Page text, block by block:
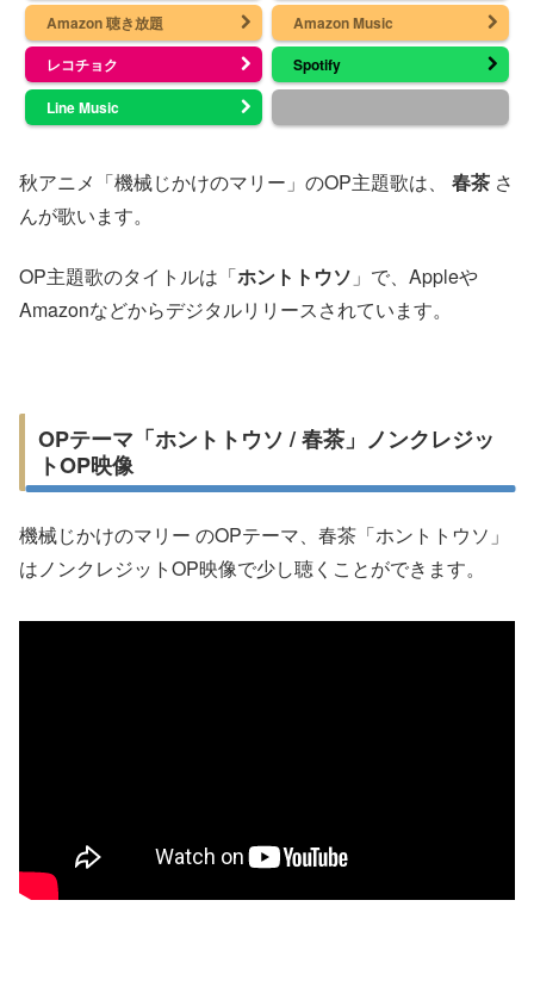
Amazon 聴き放題
Amazon Music
レコチョク
Spotify
Line Music
秋アニメ「機械じかけのマリー」のOP主題歌は、 春茶 さ
んが歌います。
OP主題歌のタイトルは「ホントトウソ 」で、Appleや
Amazonなどからデジタルリリースされています。
OPテーマ「ホントトウソ / 春茶」ノンクレジッ
トOP映像
機械じかけのマリー のOPテーマ、春茶「ホントトウソ」
はノンクレジットOP映像で少し聴くことができます。